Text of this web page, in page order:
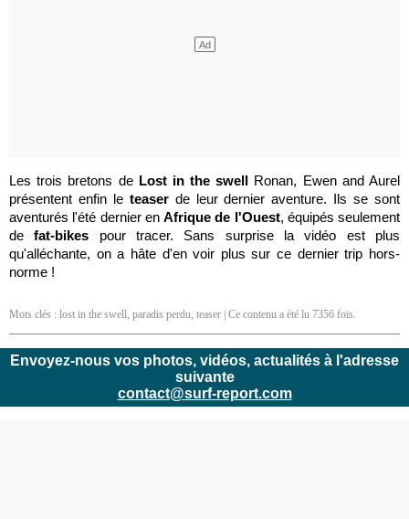
Les trois bretons de Lost in the swell Ronan, Ewen and Aurel
présentent enfin le teaserde leur dernier aventure. Ils se sont
aventurés l'été dernier en Afrique de l'Ouest, équipés seulement
defat-bikes pour tracer. Sans surprise la vidéo est plus
qu'alléchante, on a hâte d'en voir plus sur ce dernier trip hors-
norme !
Mots clés : lost in the swell, paradis perdu, teaser | Ce contenu a été lu 7356 fois.
Envoyez-nous vos photos, vidéos, actualités à l'adresse
suivante
contact@surf-report.com